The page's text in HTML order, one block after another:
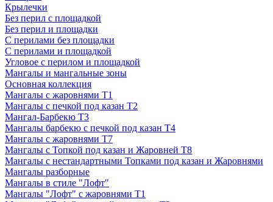
Крылечки
Без перил с площадкой
Без перил и площадки
С перилами без площадки
С перилами и площадкой
Угловое с перилом и площадкой
Мангалы и мангальные зоны
Основная коллекция
Мангалы с жаровнями Т1
Мангалы с печкой под казан Т2
Мангал-Барбекю Т3
Мангалы барбекю с печкой под казан Т4
Мангалы с жаровнями Т7
Мангалы с Топкой под казан и Жаровней Т8
Мангалы с нестандартными Топками под казан и Жаровнями
Мангалы разборные
Мангалы в стиле "Лофт"
Мангалы "Лофт" с жаровнями Т1